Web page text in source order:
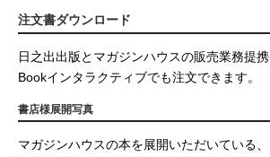
注文書ダウンロード
日之出出版とマガジンハウスの販売業務提携
Bookインタラクティブでも注文できます。
書店様展開写真
マガジンハウスの本を展開いただいている、